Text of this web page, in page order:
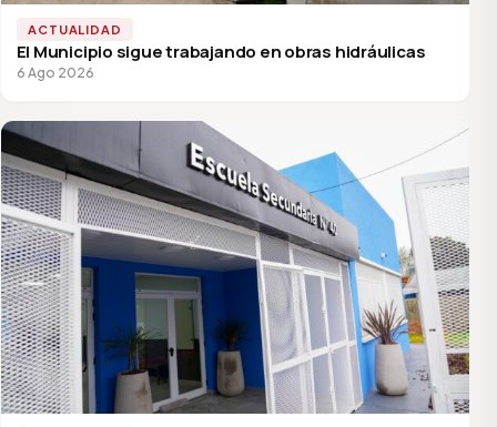
ACTUALIDAD
El Municipio sigue trabajando en obras hidráulicas
6 Ago 2026